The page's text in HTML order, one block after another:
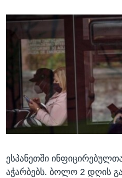
ესპანეთში
აჭარბებს. ბოლო 2 დღის